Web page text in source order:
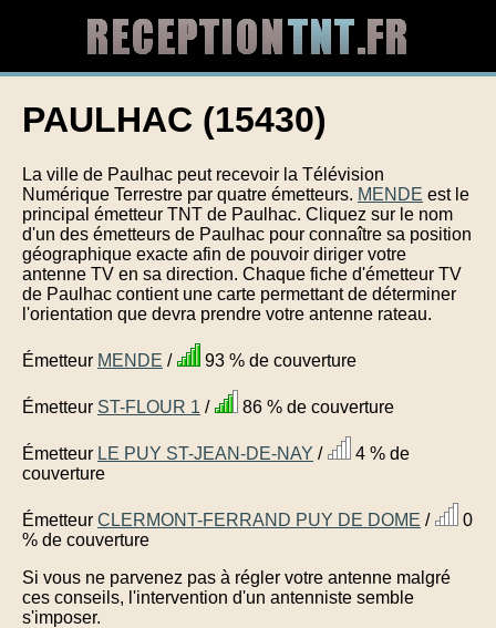
PAULHAC (15430)
La ville de Paulhac peut recevoir la Télévision
Numérique Terrestre par quatre émetteurs. MENDE est le
principal émetteur TNT de Paulhac. Cliquez sur le nom
d'un des émetteurs de Paulhac pour connaître sa position
géographique exacte afin de pouvoir diriger votre
antenne TV en sa direction. Chaque fiche d'émetteur TV
de Paulhac contient une carte permettant de déterminer
l'orientation que devra prendre votre antenne rateau.
Émetteur MENDE / 93 % de couverture
Émetteur ST-FLOUR 1 / 86 % de couverture
Émetteur LE PUY ST-JEAN-DE-NAY /
4 % de
couverture
Émetteur CLERMONT-FERRAND PUY DE DOME /
0
% de couverture
Si vous ne parvenez pas à régler votre antenne malgré
ces conseils, l'intervention d'un antenniste semble
s'imposer.